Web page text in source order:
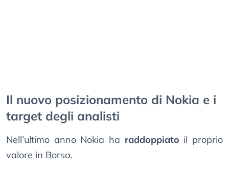
Il nuovo posizionamento di Nokia e i
target degli analisti
Nell’ultimo anno Nokia ha raddoppiato il proprio
valore in Borsa.